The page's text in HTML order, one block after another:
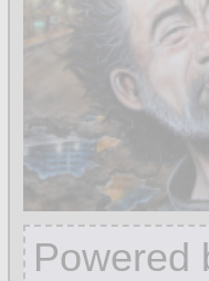
Powered